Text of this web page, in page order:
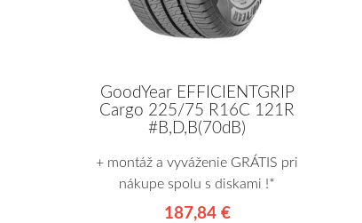
GoodYear EFFICIENTGRIP
Cargo 225/75 R16C 121R
#B,D,B(70dB)
+ montáž a vyváženie GRÁTIS pri
nákupe spolu s diskami !*
187,84 €